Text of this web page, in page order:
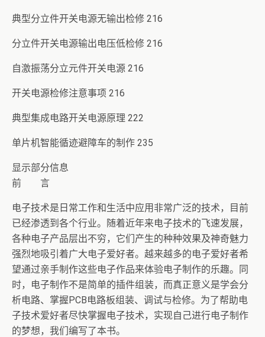
典型分立件开关电源无输出检修 216
分立件开关电源输出电压低检修 216
自激振荡分立元件开关电源 216
开关电源检修注意事项 216
典型集成电路开关电源原理 222
单片机智能循迹避障车的制作 235
显示部分信息
前 言
电子技术是日常工作和生活中应用非常广泛的技术，目前
已经渗透到各个行业。随着近年来电子技术的飞速发展，
各种电子产品层出不穷，它们产生的种种效果及神奇魅力
强烈地吸引着广大电子爱好者。越来越多的电子爱好者希
望通过亲手制作这些电子作品来体验电子制作的乐趣。同
时，电子制作不是简单的插件组装，而真正意义是学会分
析电路、掌握PCB电路板组装、调试与检修。为了帮助电
子技术爱好者尽快掌握电子技术，实现自己进行电子制作
的梦想，我们编写了本书。